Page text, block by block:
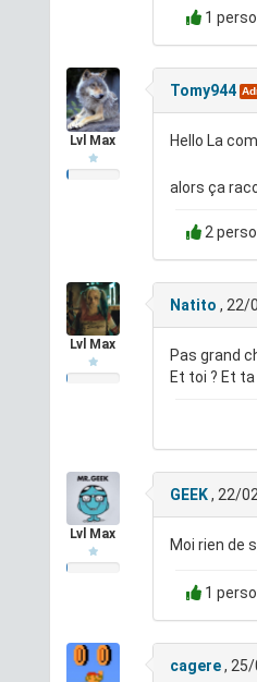
1
Lvl Max
Tomy944
Hello La
alors ça
2
Lvl Max
Natito , 22/
Pas grand
Et toi ? Et
Lvl Max
GEEK, 22/
Moi rien de
1
cagere, 25/